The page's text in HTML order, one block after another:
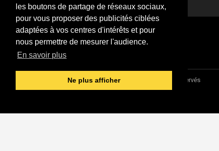
les boutons de partage de réseaux sociaux,
pour vous proposer des publicités ciblées
adaptées à vos centres d'intérêts et pour
nous permettre de mesurer l'audience.
En savoir plus
Ne plus afficher
Association "Parler d'sa vie" © 1997 - 2026 - Tous droits réservés